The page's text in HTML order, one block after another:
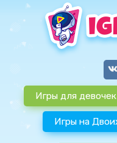
Игры для девочек
Игры на